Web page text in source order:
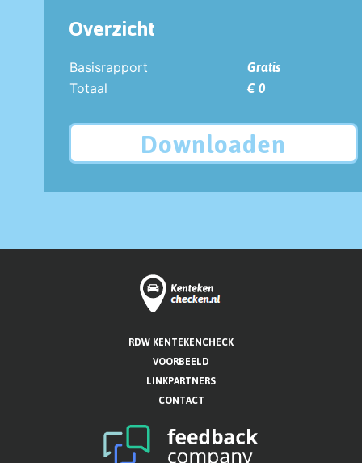
Overzicht
Basisrapport
Gratis
Totaal
€ 0
Downloaden
RDW KENTEKENCHECK
VOORBEELD
LINKPARTNERS
CONTACT